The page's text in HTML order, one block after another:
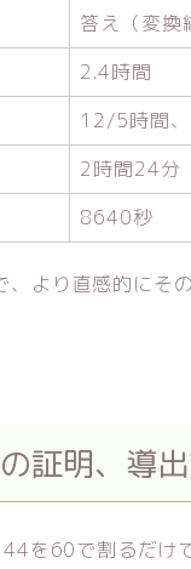
答え（変換
2.4時間
12/5時間
2時間24分
8640秒
より直感的にそ
証明、導
を60で割るだけ